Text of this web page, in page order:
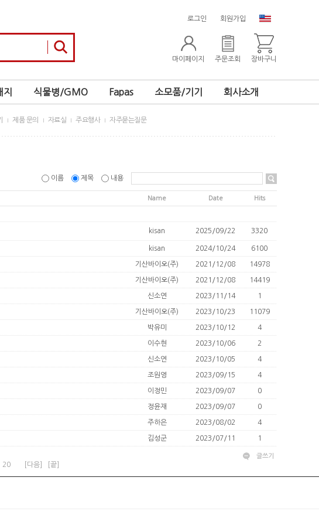
로그인 회원가입
마이페이지 주문조회 장바구니
지 식물병/GMO Fapas 소모품/기기 회사소개
제품 문의 자료실 주요행사 자주묻는질문
이름 제목 내용
Name Date Hits
kisan 2025/09/22 3320
kisan 2024/10/24 6100
기산바이오(주) 2021/12/08 14978
기산바이오(주) 2021/12/08 14419
신소연 2023/11/14 1
기산바이오(주) 2023/10/23 11079
박유미 2023/10/12 4
이수현 2023/10/06 2
신소연 2023/10/05 4
조원영 2023/09/15 4
이정민 2023/09/07 0
정윤재 2023/09/07 0
주하은 2023/08/02 4
김성군 2023/07/11 1
글쓰기
20 [다음] [끝]